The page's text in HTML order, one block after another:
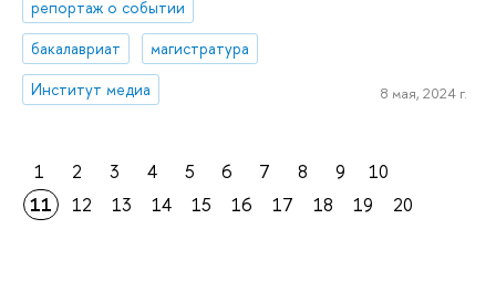
репортаж о событии
бакалавриат
магистратура
Институт медиа
8 мая, 2024 г.
1 2 3 4 5 6 7 8 9
10
11
12 13 14 15 16 17 18 19 20